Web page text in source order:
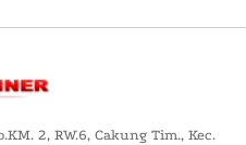
2, RW.6, Cakung Tim., Kec.